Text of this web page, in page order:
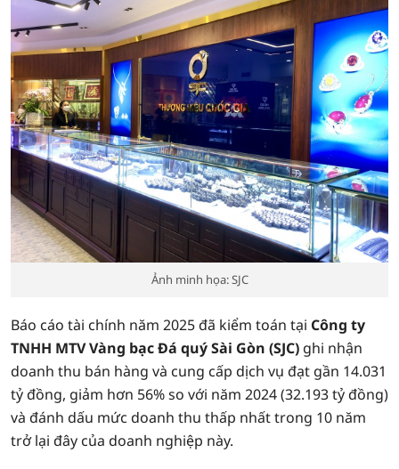
Ảnh minh họa: SJC
Báo cáo tài chính năm 2025 đã kiểm toán tại Công ty
TNHH MTV Vàng bạc Đá quý Sài Gòn (SJC) ghi nhận
doanh thu bán hàng và cung cấp dịch vụ đạt gần 14.031
tỷ đồng, giảm hơn 56% so với năm 2024 (32.193 tỷ đồng)
và đánh dấu mức doanh thu thấp nhất trong 10 năm
trở lại đây của doanh nghiệp này.